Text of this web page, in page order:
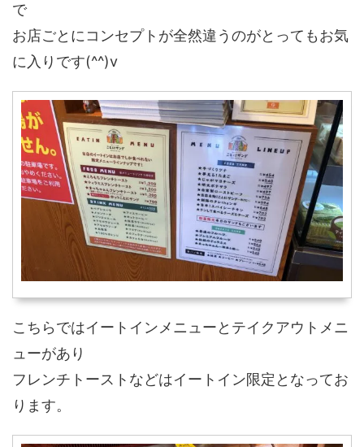
で
お店ごとにコンセプトが全然違うのがとってもお気
に入りです(^^)v
こちらではイートインメニューとテイクアウトメニ
ューがあり
フレンチトーストなどはイートイン限定となってお
ります。